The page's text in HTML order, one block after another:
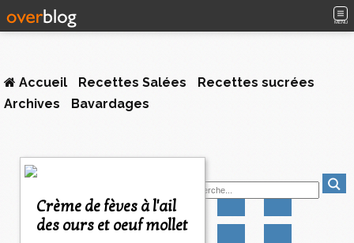
MENU
Accueil Recettes Salées
Recettes sucrées
Archives
Bavardages
Crème de fèves à l'ail
des ours et oeuf mollet